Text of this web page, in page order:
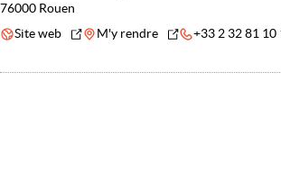
76000 Rouen
Site web
M'y rendre +33 2 32 81 10